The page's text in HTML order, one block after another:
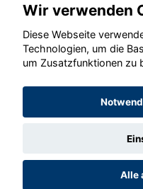
©
Wir verwenden
Diese Webseite
Technologien, um die
um Zusatzfunktionen zu
Alle